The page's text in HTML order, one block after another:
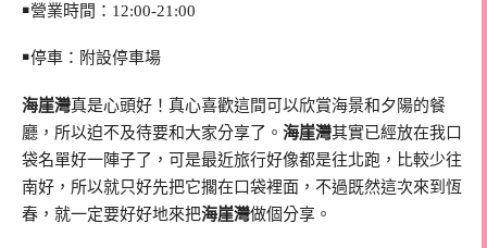
￭營業時間：12:00-21:00
￭停車：附設停車場
海崖灣真是心頭好！真心喜歡這間可以欣賞海景和夕陽的餐
廳，所以迫不及待要和大家分享了。 海崖灣其實已經放在我口
袋名單好一陣子了，可是最近旅行好像都是往北跑，比較少往
南好，所以就只好先把它擱在口袋裡面，不過既然這次來到恆
春，就一定要好好地來把海崖灣做個分享。